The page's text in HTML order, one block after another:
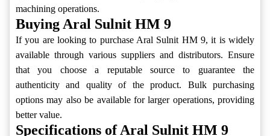
machining operations.
Buying Aral Sulnit HM 9
If you are looking to purchase Aral Sulnit HM 9, it is widely
available through various suppliers and distributors. Ensure
that you choose a reputable source to guarantee the
authenticity and quality of the product. Bulk purchasing
options may also be available for larger operations, providing
better value.
Specifications of Aral Sulnit HM 9